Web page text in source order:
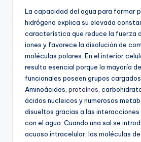
La capacidad del agua para formar
hidrógeno explica su elevada
característica que reduce la fuerza
iones y favorece la disolución de
moléculas polares. En el interior
resulta esencial porque la mayoría
funcionales poseen grupos cargados
Aminoácidos, proteínas ,
ácidos nucleicos y numerosos
disueltos gracias a las
con el agua. Cuando una sal se
acuoso intracelular, las moléculas